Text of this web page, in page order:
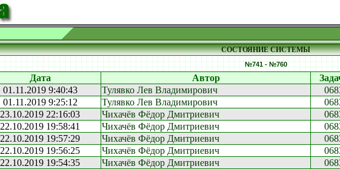
СОСТОЯНИЕ СИСТЕМЫ
№741 - №760
Дата Автор
01.11.2019 9:40:43 Тулявко Лев Владимирович
01.11.2019 9:25:12 Тулявко Лев Владимирович
23.10.2019 22:16:03 Чихачёв Фёдор Дмитриевич
22.10.2019 19:58:41 Чихачёв Фёдор Дмитриевич
22.10.2019 19:57:29 Чихачёв Фёдор Дмитриевич
22.10.2019 19:56:25 Чихачёв Фёдор Дмитриевич
22.10.2019 19:54:35 Чихачёв Фёдор Дмитриевич